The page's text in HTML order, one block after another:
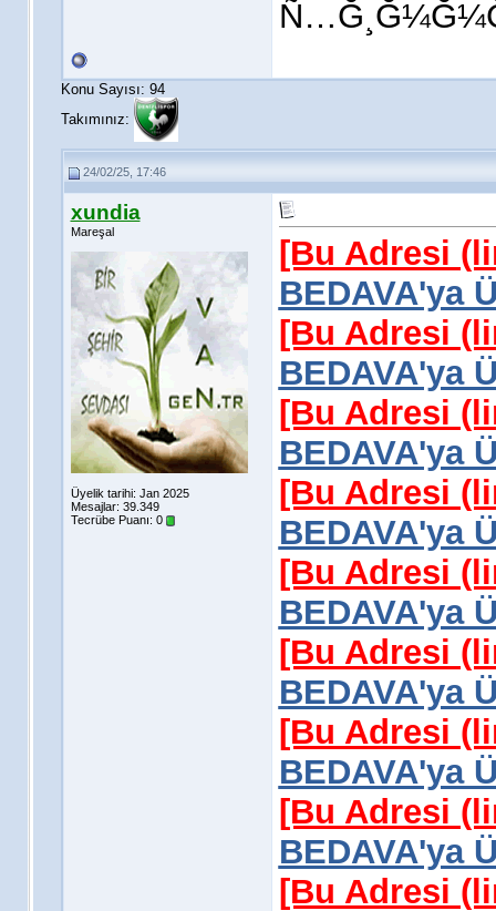
Konu Sayısı: 94
Takımınız:
24/02/25, 17:46
xundia
Mareşal
Üyelik tarihi: Jan 2025
Mesajlar: 39.349
Tecrübe Puanı: 0
[Bu Adresi
BEDAVA'ya
[Bu Adresi
BEDAVA'ya
[Bu Adresi
BEDAVA'ya
[Bu Adresi
BEDAVA'ya
[Bu Adresi
BEDAVA'ya
[Bu Adresi
BEDAVA'ya
[Bu Adresi
BEDAVA'ya
[Bu Adresi
BEDAVA'ya
[Bu Adresi